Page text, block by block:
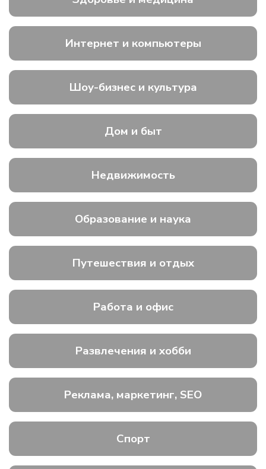
Интернет и компьютеры
Шоу-бизнес и культура
Дом и быт
Недвижимость
Образование и наука
Путешествия и отдых
Работа и офис
Развлечения и хобби
Реклама, маркетинг, SEO
Спорт